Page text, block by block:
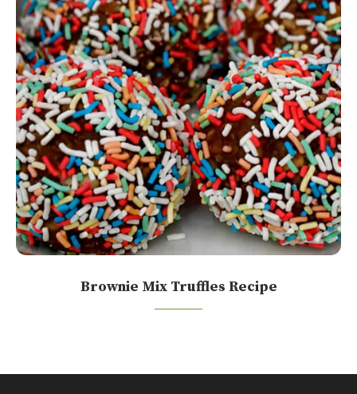
Brownie Mix Truffles Recipe